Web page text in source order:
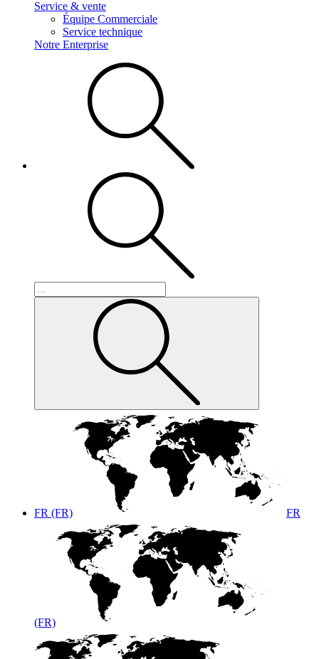
Service & vente
Équipe Commerciale
Service technique
Notre Enterprise
FR (FR) FR
(FR)